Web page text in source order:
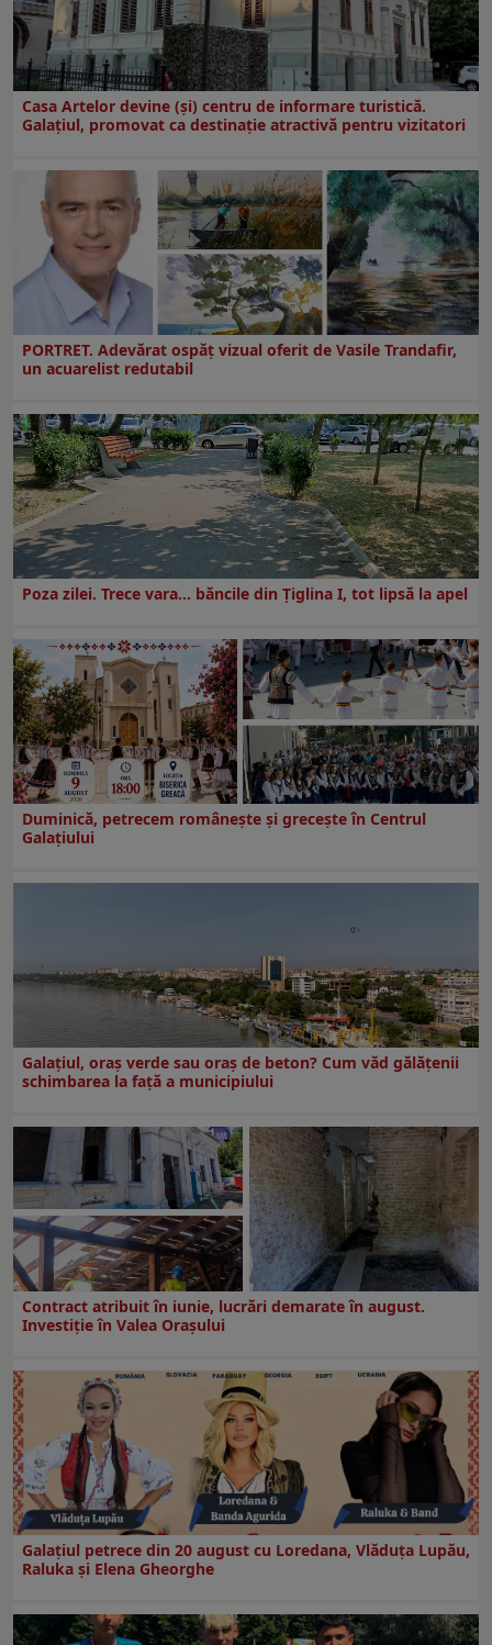
Casa Artelor devine (şi) centru de informare turistică.
Galaţiul, promovat ca destinaţie atractivă pentru vizitatori
PORTRET. Adevărat ospăț vizual oferit de Vasile Trandafir,
un acuarelist redutabil
Poza zilei. Trece vara… băncile din Ţiglina I, tot lipsă la apel
Duminică, petrecem româneşte şi greceşte în Centrul
Galaţiului
Galațiul, oraș verde sau oraș de beton? Cum văd gălățenii
schimbarea la față a municipiului
Contract atribuit în iunie, lucrări demarate în august.
Investiţie în Valea Oraşului
Galaţiul petrece din 20 august cu Loredana, Vlăduța Lupău,
Raluka și Elena Gheorghe